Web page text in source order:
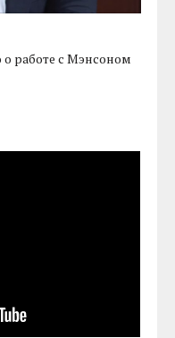
о работе с Мэнсоном